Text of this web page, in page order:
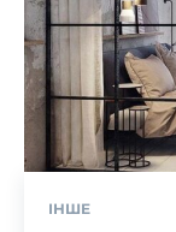
ІНШЕ